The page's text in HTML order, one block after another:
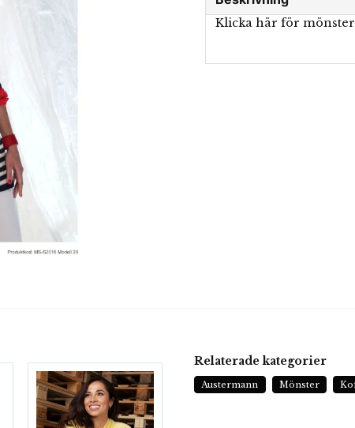
Klicka här för mönster
Relaterade kategorier
Austermann Mönster